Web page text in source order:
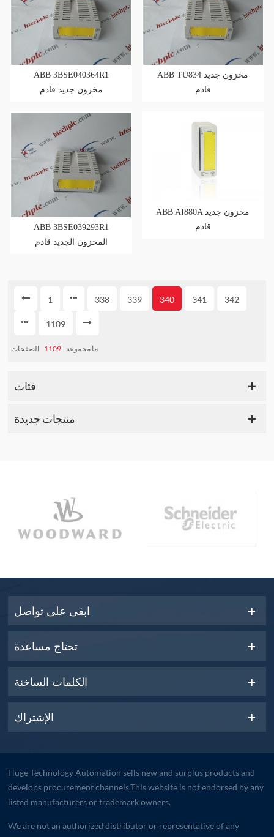
ABB 3BSE040364R1
مخزون جديد قادم
ABB TU834 مخزون جديد
قادم
ABB 3BSE039293R1
المخزون الجديد قادم
ABB AI880A مخزون جديد
قادم
1 338 339 340 341 342
1109
ما مجموعه 1109 الصفحات
فئات
منتجات جديدة
ابقى على تواصل
تحتاج مساعدة
الكلمات الساخنة
الإشتراك
Huge Technology Automation sells new and surplus products and
develops procurement channels.This website is not endorsed by any
listed manufacturers or trademark owners.
We are not an authorized distributor or representative of any